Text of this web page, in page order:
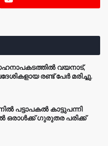
വയനാട്,
രണ്ട് പേർ മരിച്ചു.
പട്ടാപകൽ കാട്ടുപന്നി
ഗുരുതര പരിക്ക്